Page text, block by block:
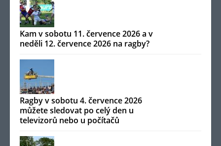
Kam v sobotu 11. července 2026 a v
neděli 12. července 2026 na ragby?
Ragby v sobotu 4. července 2026
můžete sledovat po celý den u
televizorů nebo u počítačů